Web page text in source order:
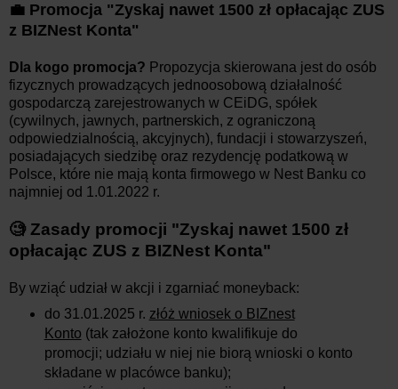
💼 Promocja "Zyskaj nawet 1500 zł opłacając ZUS
z BIZNest Konta"
Dla kogo promocja? Propozycja skierowana jest do osób
fizycznych prowadzących jednoosobową działalność
gospodarczą zarejestrowanych w CEiDG, spółek
(cywilnych, jawnych, partnerskich, z ograniczoną
odpowiedzialnością, akcyjnych), fundacji i stowarzyszeń,
posiadających siedzibę oraz rezydencję podatkową w
Polsce, które nie mają konta firmowego w Nest Banku co
najmniej od 1.01.2022 r.
🧐 Zasady promocji "Zyskaj nawet 1500 zł
opłacając ZUS z BIZNest Konta"
By wziąć udział w akcji i zgarniać moneyback:
do 31.01.2025 r. złóż wniosek o BIZnest
Konto (tak założone konto kwalifikuje do
promocji; udziału w niej nie biorą wnioski o konto
składane w placówce banku);